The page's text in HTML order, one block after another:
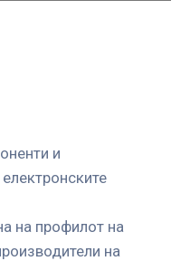
и
на профилот на
на